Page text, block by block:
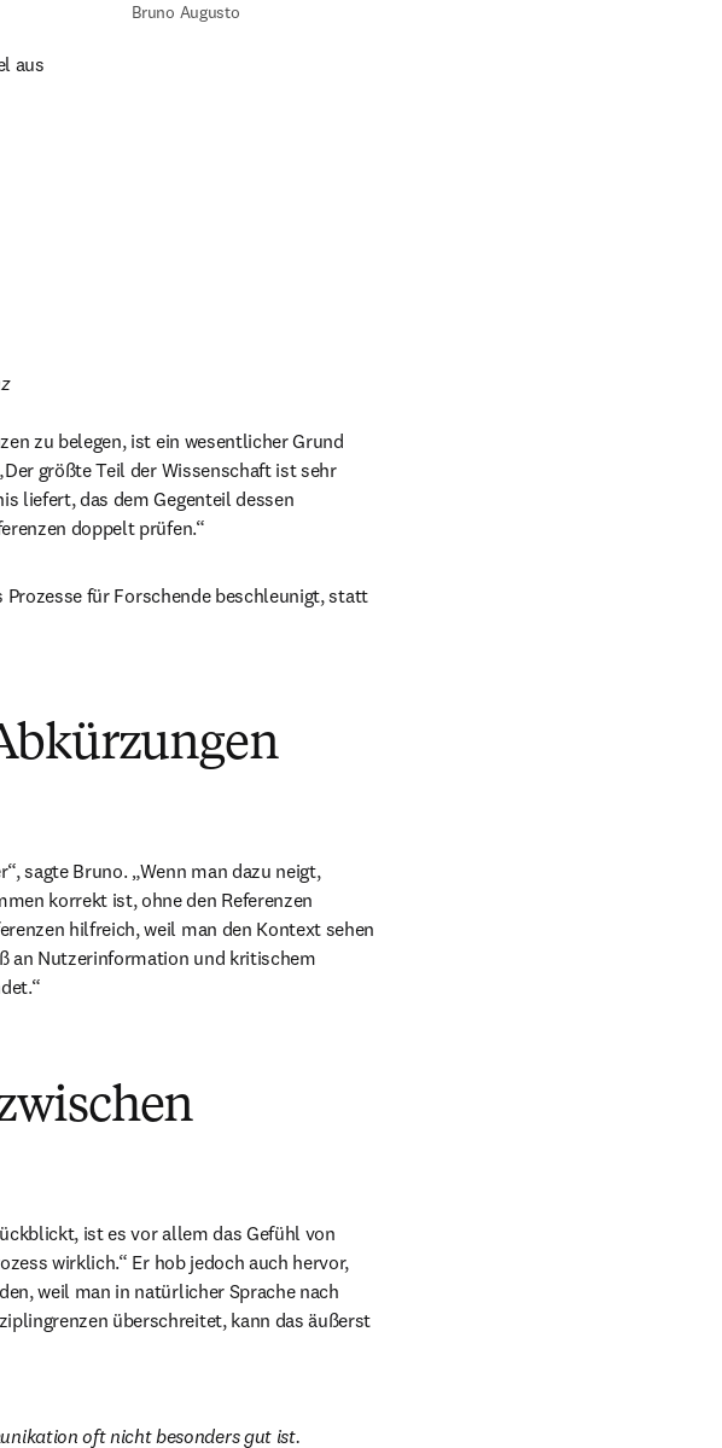
aus
Bruno Augusto
zu belegen, ist ein wesentlicher Grund
größte Teil der Wissenschaft ist sehr
liefert, das dem Gegenteil dessen
doppelt prüfen.“
Prozesse für Forschende beschleunigt, statt
sagte Bruno. „Wenn man dazu neigt,
korrekt ist, ohne den Referenzen
hilfreich, weil man den Kontext sehen
an Nutzerinformation und kritischem
ist es vor allem das Gefühl von
wirklich.“ Er hob jedoch auch hervor,
weil man in natürlicher Sprache nach
überschreitet, kann das äußerst
oft nicht besonders gut ist.